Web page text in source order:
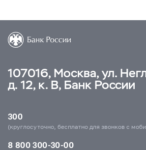
107016, Москва, ул.
д. 12, к. В, Банк России
300
(круглосуточно, бесплатно для звонков с
8 800 300-30-00